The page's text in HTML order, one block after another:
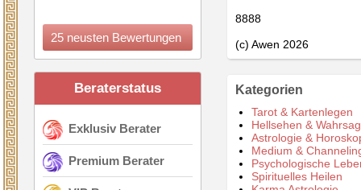
25 neusten Bewertungen
Beraterstatus
Exklusiv Berater
Premium Berater
8888
(c) Awen 2026
Kategorien
Tarot & Kartenlegen
Hellsehen &
Astrologie &
Medium &
Psychologische
Spirituelles Heilen